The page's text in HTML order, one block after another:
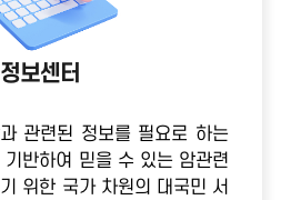
보센터
관련된 정보를 필요로 하는
반하여 믿을 수 있는 암관련
위한 국가 차원의 대국민 서